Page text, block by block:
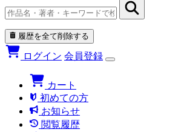
履歴を全て削除する
ログイン 会員登録
カート
初めての方
お知らせ
閲覧履歴